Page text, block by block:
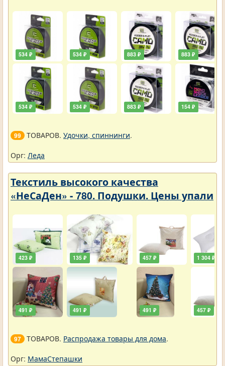
534 ₽
534 ₽
534 ₽
534 ₽
883 ₽
883 ₽
883 ₽
154 ₽
99 ТОВАРОВ. Удочки, спиннинги.
Орг: Леда
Текстиль высокого качества
«НеСаДен» - 780. Подушки. Цены упали
423 ₽
491 ₽
135 ₽
491 ₽
457 ₽
491 ₽
1 304 ₽
457 ₽
97 ТОВАРОВ. Распродажа товары для дома.
Орг: МамаСтепашки